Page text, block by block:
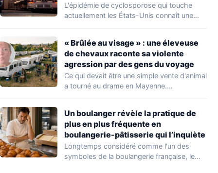
L'épidémie de cyclosporose qui touche
actuellement les États-Unis connaît une
« Brûlée au visage » : une éleveuse
de chevaux raconte sa violente
agression par des gens du voyage
Ce qui devait être une simple vente d'animal
a tourné au drame en Mayenne.…
Un boulanger révèle la pratique de
plus en plus fréquente en
boulangerie-pâtisserie qui l’inquiète
Longtemps considéré comme l'un des
symboles de la boulangerie française, le